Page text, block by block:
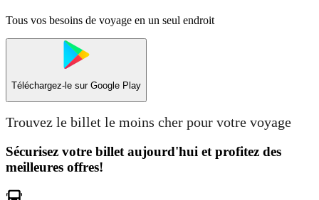
Tous vos besoins de voyage en un seul endroit
Téléchargez-le sur Google Play
Trouvez le billet le moins cher pour votre voyage
Sécurisez votre billet aujourd'hui et profitez des
meilleures offres!